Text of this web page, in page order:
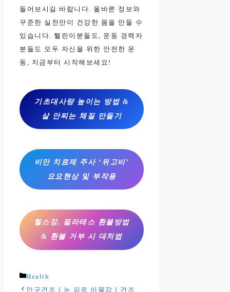
들어보시길 바랍니다. 올바른 정보와
꾸준한 실천만이 건강한 몸을 만들 수
있습니다. 헬린이분들도, 운동 경력자
분들도 모두 자신을 위한 안전한 운
동, 지금부터 시작해보세요!
기초대사량 높이는 방법 &
살 안찌는 체질 만들기
비만 치료제 주사 ‘위고비’
요요현상 및 부작용
헬스장, 필라테스 환불방법
& 환불 거부 시 대처법
카
테
Health
안구건조 l 눈 피로 이물감 l 건조